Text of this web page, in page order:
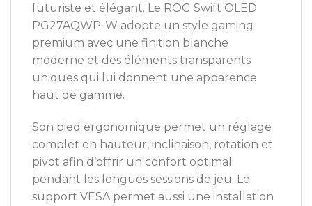
futuriste et élégant. Le ROG Swift OLED
PG27AQWP-W adopte un style gaming
premium avec une finition blanche
moderne et des éléments transparents
uniques qui lui donnent une apparence
haut de gamme.
Son pied ergonomique permet un réglage
complet en hauteur, inclinaison, rotation et
pivot afin d’offrir un confort optimal
pendant les longues sessions de jeu. Le
support VESA permet aussi une installation